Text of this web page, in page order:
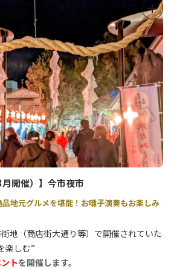
殊栽培で咲かせ、冬季に鑑賞いただける
と、日本庭園風に装飾を施した室内会場
っくりとご堪能ください。
開催）】今市夜市
地元グルメを堪能！お囃子演奏もお楽しみ
地（商店街大通り等）で開催されていた
楽しむ”
トを開催します。